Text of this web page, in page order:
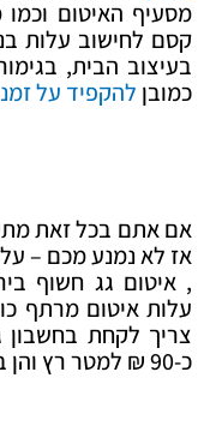
מסעיף האיטום וכמו
קסם לחישוב עלות
בעיצוב הבית,
כמובן להקפיד על
אם אתם בכל זאת
צריך לקחת בחשבון
כ-90 ₪ למטר רץ והן בהיקף כל הבית.